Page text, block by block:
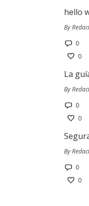
hello
By
0
0
La
By
0
0
By
0
0